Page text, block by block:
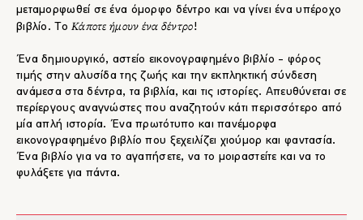
μεταμορφωθεί σε ένα όμορφο δέντρο και να γίνει ένα υπέροχο
βιβλίο. ΤοΚάποτε ήμουν ένα δέντρο!
Ένα δημιουργικό, αστείο εικονογραφημένο βιβλίο - φόρος
τιμής στην αλυσίδα της ζωής και την εκπληκτική σύνδεση
ανάμεσα στα δέντρα, τα βιβλία, και τις ιστορίες. Απευθύνεται σε
περίεργους αναγνώστες που αναζητούν κάτι περισσότερο από
μία απλή ιστορία. Ένα πρωτότυπο και πανέμορφα
εικονογραφημένο βιβλίο που ξεχειλίζει χιούμορ και φαντασία.
Ένα βιβλίο για να το αγαπήσετε, να το μοιραστείτε και να το
φυλάξετε για πάντα.